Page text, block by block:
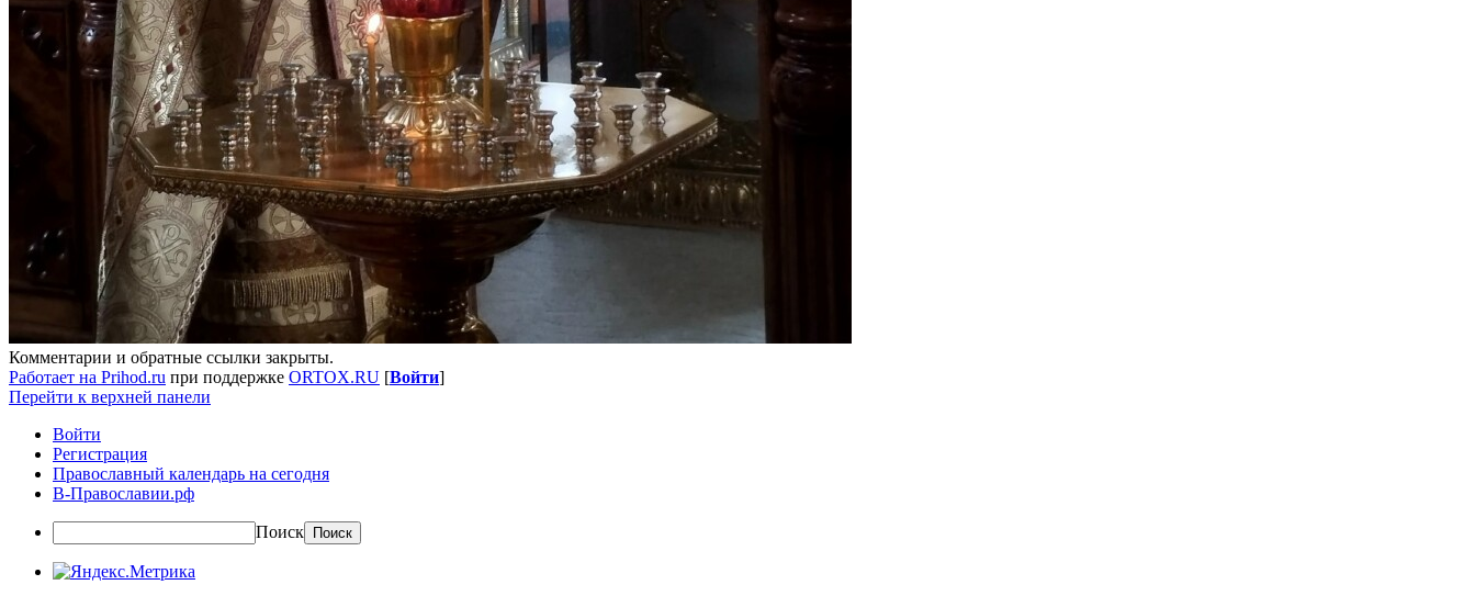
Комментарии и обратные ссылки закрыты.
Работает на Prihod.ru при поддержке ORTOX.RU [Войти]
Перейти к верхней панели
Войти
Регистрация
Православный календарь на сегодня
В-Православии.рф
Поиск